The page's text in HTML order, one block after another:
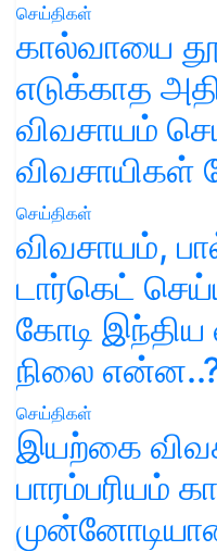
செய்திகள்
கால்வாயை
எடுக்காத
விவசாயம்
செய்திகள்
விவசாயம்,
டார்கெட்
கோடி இந்திய
நிலை
செய்திகள்
இயற்கை
பாரம்பரியம்